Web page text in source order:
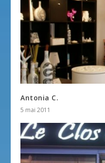
Antonia C.
5 mai 2011